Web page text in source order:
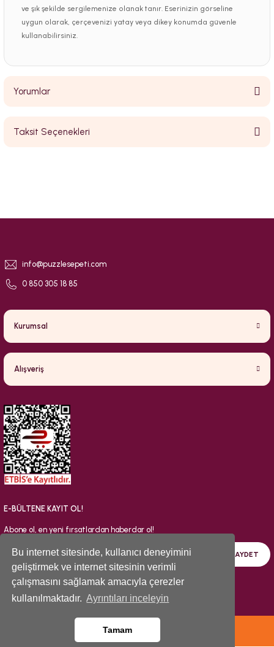
Bu internet sitesinde, kullanıcı deneyimini
geliştirmek ve internet sitesinin verimli
çalışmasını sağlamak amacıyla çerezler
kullanılmaktadır. Ayrıntıları inceleyin
Tamam
ve şık şekilde sergilemenize olanak tanır. Eserinizin görseline
uygun olarak, çerçevenizi yatay veya dikey konumda güvenle
kullanabilirsiniz.
Yorumlar
Taksit Seçenekleri
info@puzzlesepeti.com
0 850 305 18 85
Kurumsal
Alışveriş
E-BÜLTENE KAYIT OL!
Abone ol, en yeni fırsatlardan haberdar ol!
KAYDET